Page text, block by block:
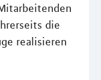
die
realisieren